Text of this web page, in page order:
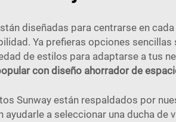
diseñadas para centrarse en
Ya prefieras opciones
de estilos para adaptarse a tus
con diseño ahorrador de
Sunway están respaldados por
a seleccionar una ducha